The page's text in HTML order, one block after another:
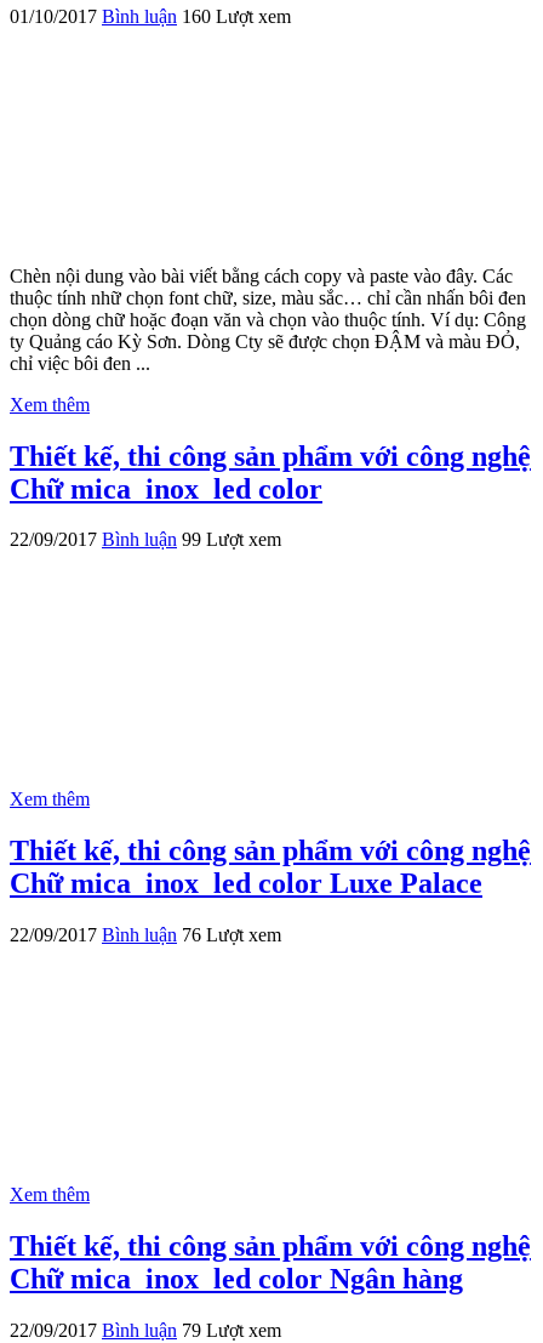
01/10/2017 Bình luận 160 Lượt xem
Chèn nội dung vào bài viết bằng cách copy và paste vào đây. Các
thuộc tính nhữ chọn font chữ, size, màu sắc… chỉ cần nhấn bôi đen
chọn dòng chữ hoặc đoạn văn và chọn vào thuộc tính. Ví dụ: Công
ty Quảng cáo Kỳ Sơn. Dòng Cty sẽ được chọn ĐẬM và màu ĐỎ,
chỉ việc bôi đen ...
Xem thêm
Thiết kế, thi công sản phẩm với công nghệ
Chữ mica_inox_led color
22/09/2017 Bình luận 99 Lượt xem
Xem thêm
Thiết kế, thi công sản phẩm với công nghệ
Chữ mica_inox_led color Luxe Palace
22/09/2017 Bình luận 76 Lượt xem
Xem thêm
Thiết kế, thi công sản phẩm với công nghệ
Chữ mica_inox_led color Ngân hàng
22/09/2017 Bình luận 79 Lượt xem